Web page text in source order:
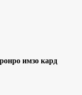
имзо кард